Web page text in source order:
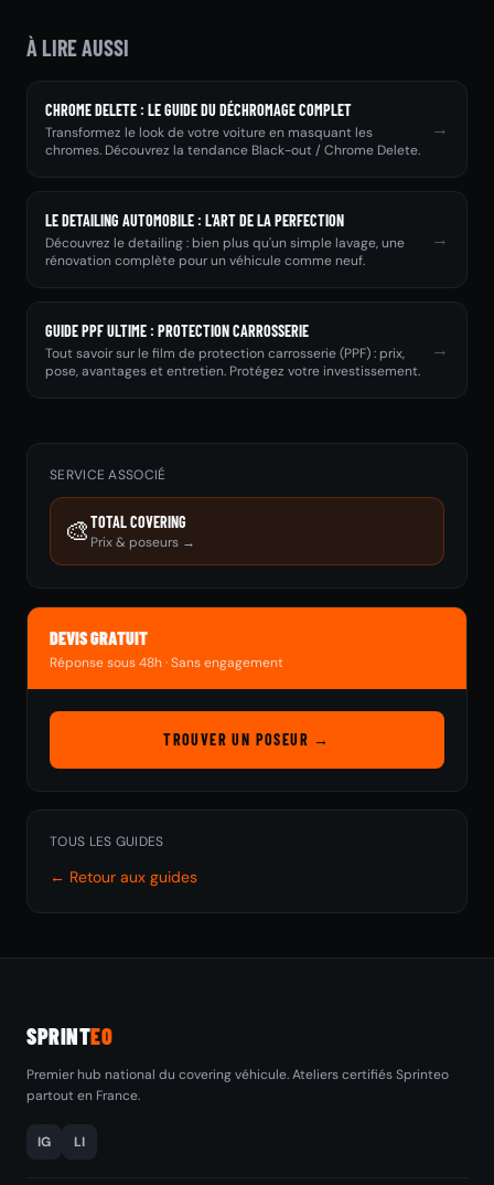
À LIRE AUSSI
CHROME DELETE : LE GUIDE DU DÉCHROMAGE COMPLET
Transformez le look de votre voiture en masquant les
chromes. Découvrez la tendance Black-out / Chrome Delete.
→
LE DETAILING AUTOMOBILE : L'ART DE LA PERFECTION
Découvrez le detailing : bien plus qu'un simple lavage, une
rénovation complète pour un véhicule comme neuf.
→
GUIDE PPF ULTIME : PROTECTION CARROSSERIE
Tout savoir sur le film de protection carrosserie (PPF) : prix,
pose, avantages et entretien. Protégez votre investissement.
→
SERVICE ASSOCIÉ
🎨TOTAL COVERING
Prix & poseurs →
DEVIS GRATUIT
Réponse sous 48h · Sans engagement
TROUVER UN POSEUR →
TOUS LES GUIDES
← Retour aux guides
SPRINTEO
Premier hub national du covering véhicule. Ateliers certifiés Sprinteo
partout en France.
IG LI